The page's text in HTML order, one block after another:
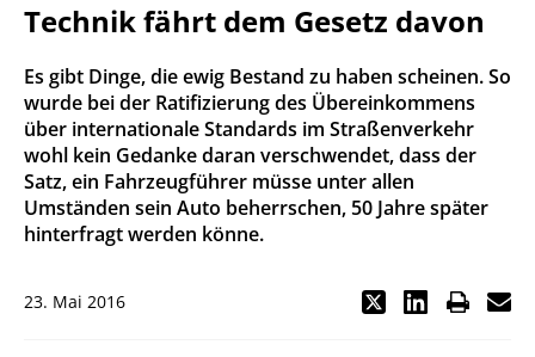
Technik fährt dem Gesetz davon
Es gibt Dinge, die ewig Bestand zu haben scheinen. So
wurde bei der Ratifizierung des Übereinkommens
über internationale Standards im Straßenverkehr
wohl kein Gedanke daran verschwendet, dass der
Satz, ein Fahrzeugführer müsse unter allen
Umständen sein Auto beherrschen, 50 Jahre später
hinterfragt werden könne.
23. Mai 2016